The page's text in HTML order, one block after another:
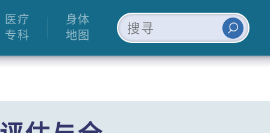
医疗
专科
身体
地图